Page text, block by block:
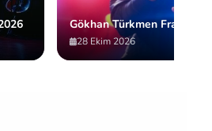
Gökhan Türkmen Frankfurt
28 Ekim 2026